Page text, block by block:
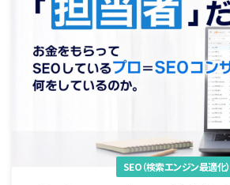
SEO（検索エンジン最適化）